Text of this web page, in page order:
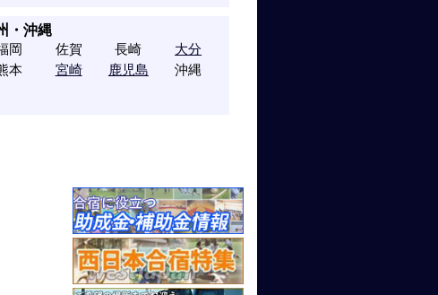
・沖縄
岡 佐賀 長崎
大分
本
宮崎 鹿児島 沖縄